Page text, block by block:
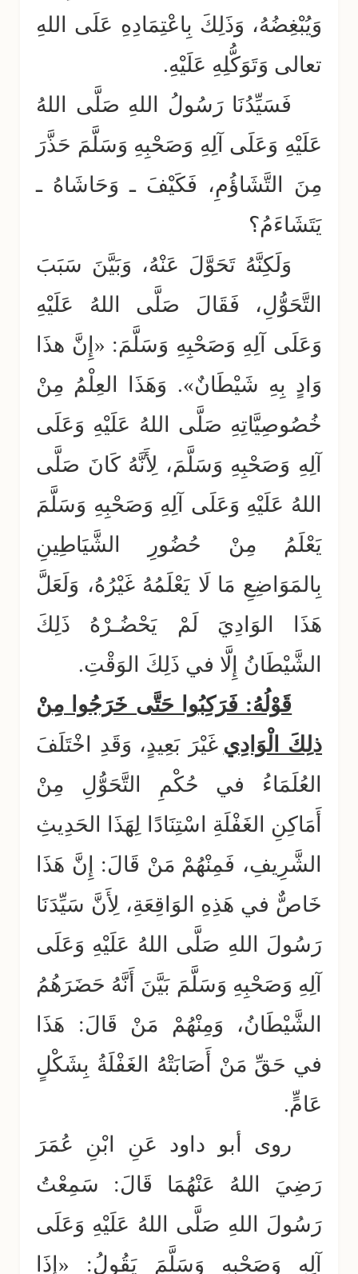
وَيُبْغِضُهُ، وَذَلِكَ بِاعْتِمَادِهِ عَلَى اللهِ
تعالى وَتَوَكُّلِهِ عَلَيْهِ.
فَسَيِّدُنَا رَسُولُ اللهِ صَلَّى اللهُ
عَلَيْهِ وَعَلَى آلِهِ وَصَحْبِهِ وَسَلَّمَ حَذَّرَ
مِنَ التَّشَاؤُمِ، فَكَيْفَ ـ وَحَاشَاهُ ـ
يَتَشَاءَمُ؟
وَلَكِنَّهُ تَحَوَّلَ عَنْهُ، وَبَيَّنَ سَبَبَ
التَّحَوُّلِ، فَقَالَ صَلَّى اللهُ عَلَيْهِ
وَعَلَى آلِهِ وَصَحْبِهِ وَسَلَّمَ: «إِنَّ هذَا
وَادٍ بِهِ شَيْطَانٌ». وَهَذَا العِلْمُ مِنْ
خُصُوصِيَّاتِهِ صَلَّى اللهُ عَلَيْهِ وَعَلَى
آلِهِ وَصَحْبِهِ وَسَلَّمَ، لِأَنَّهُ كَانَ صَلَّى
اللهُ عَلَيْهِ وَعَلَى آلِهِ وَصَحْبِهِ وَسَلَّمَ
يَعْلَمُ مِنْ حُضُورِ الشَّيَاطِينِ
بِالمَوَاضِعِ مَا لَا يَعْلَمُهُ غَيْرُهُ، وَلَعَلَّ
هَذَا الوَادِيَ لَمْ يَحْضُـرْهُ ذَلِكَ
الشَّيْطَانُ إِلَّا في ذَلِكَ الوَقْتِ.
قَوْلُهُ: فَرَكِبُوا حَتَّى خَرَجُوا مِنْ
ذلِكَ الْوَادِي غَيْرَ بَعِيدٍ، وَقَدِ اخْتَلَفَ
العُلَمَاءُ في حُكْمِ التَّحَوُّلِ مِنْ
أَمَاكِنِ الغَفْلَةِ اسْتِنَادًا لِهَذَا الحَدِيثِ
الشَّرِيفِ، فَمِنْهُمْ مَنْ قَالَ: إِنَّ هَذَا
خَاصٌّ في هَذِهِ الوَاقِعَةِ، لِأَنَّ سَيِّدَنَا
رَسُولَ اللهِ صَلَّى اللهُ عَلَيْهِ وَعَلَى
آلِهِ وَصَحْبِهِ وَسَلَّمَ بَيَّنَ أَنَّهُ حَضَرَهُمُ
الشَّيْطَانُ، وَمِنْهُمْ مَنْ قَالَ: هَذَا
في حَقِّ مَنْ أَصَابَتْهُ الغَفْلَةُ بِشَكْلٍ
عَامٍّ.
روى أبو داود عَنِ ابْنِ عُمَرَ
رَضِيَ اللهُ عَنْهُمَا قَالَ: سَمِعْتُ
رَسُولَ اللهِ صَلَّى اللهُ عَلَيْهِ وَعَلَى
آلِهِ وَصَحْبِهِ وَسَلَّمَ يَقُولُ: «إِذَا